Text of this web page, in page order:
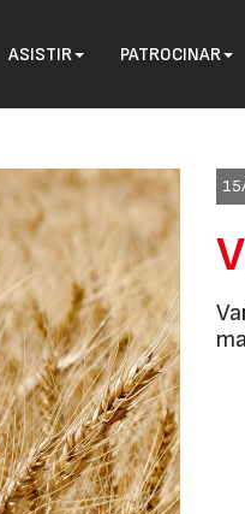
ASISTIR PATROCINAR